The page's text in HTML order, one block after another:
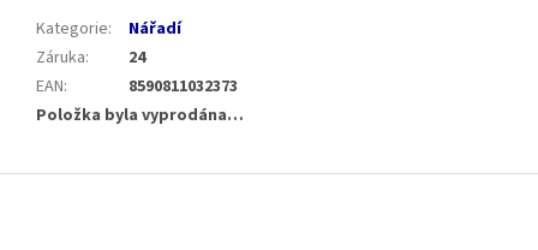
Kategorie:
Nářadí
Záruka:
24
EAN:
8590811032373
Položka byla vyprodána…